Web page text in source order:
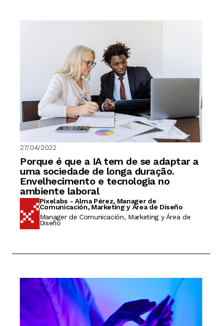
27/04/2022
Porque é que a IA tem de se adaptar a
uma sociedade de longa duração.
Envelhecimento e tecnologia no
ambiente laboral
Pixelabs - Alma Pérez, Manager de
Comunicación, Marketing y Área de Diseño
Manager de Comunicación, Marketing y Área de
Diseño